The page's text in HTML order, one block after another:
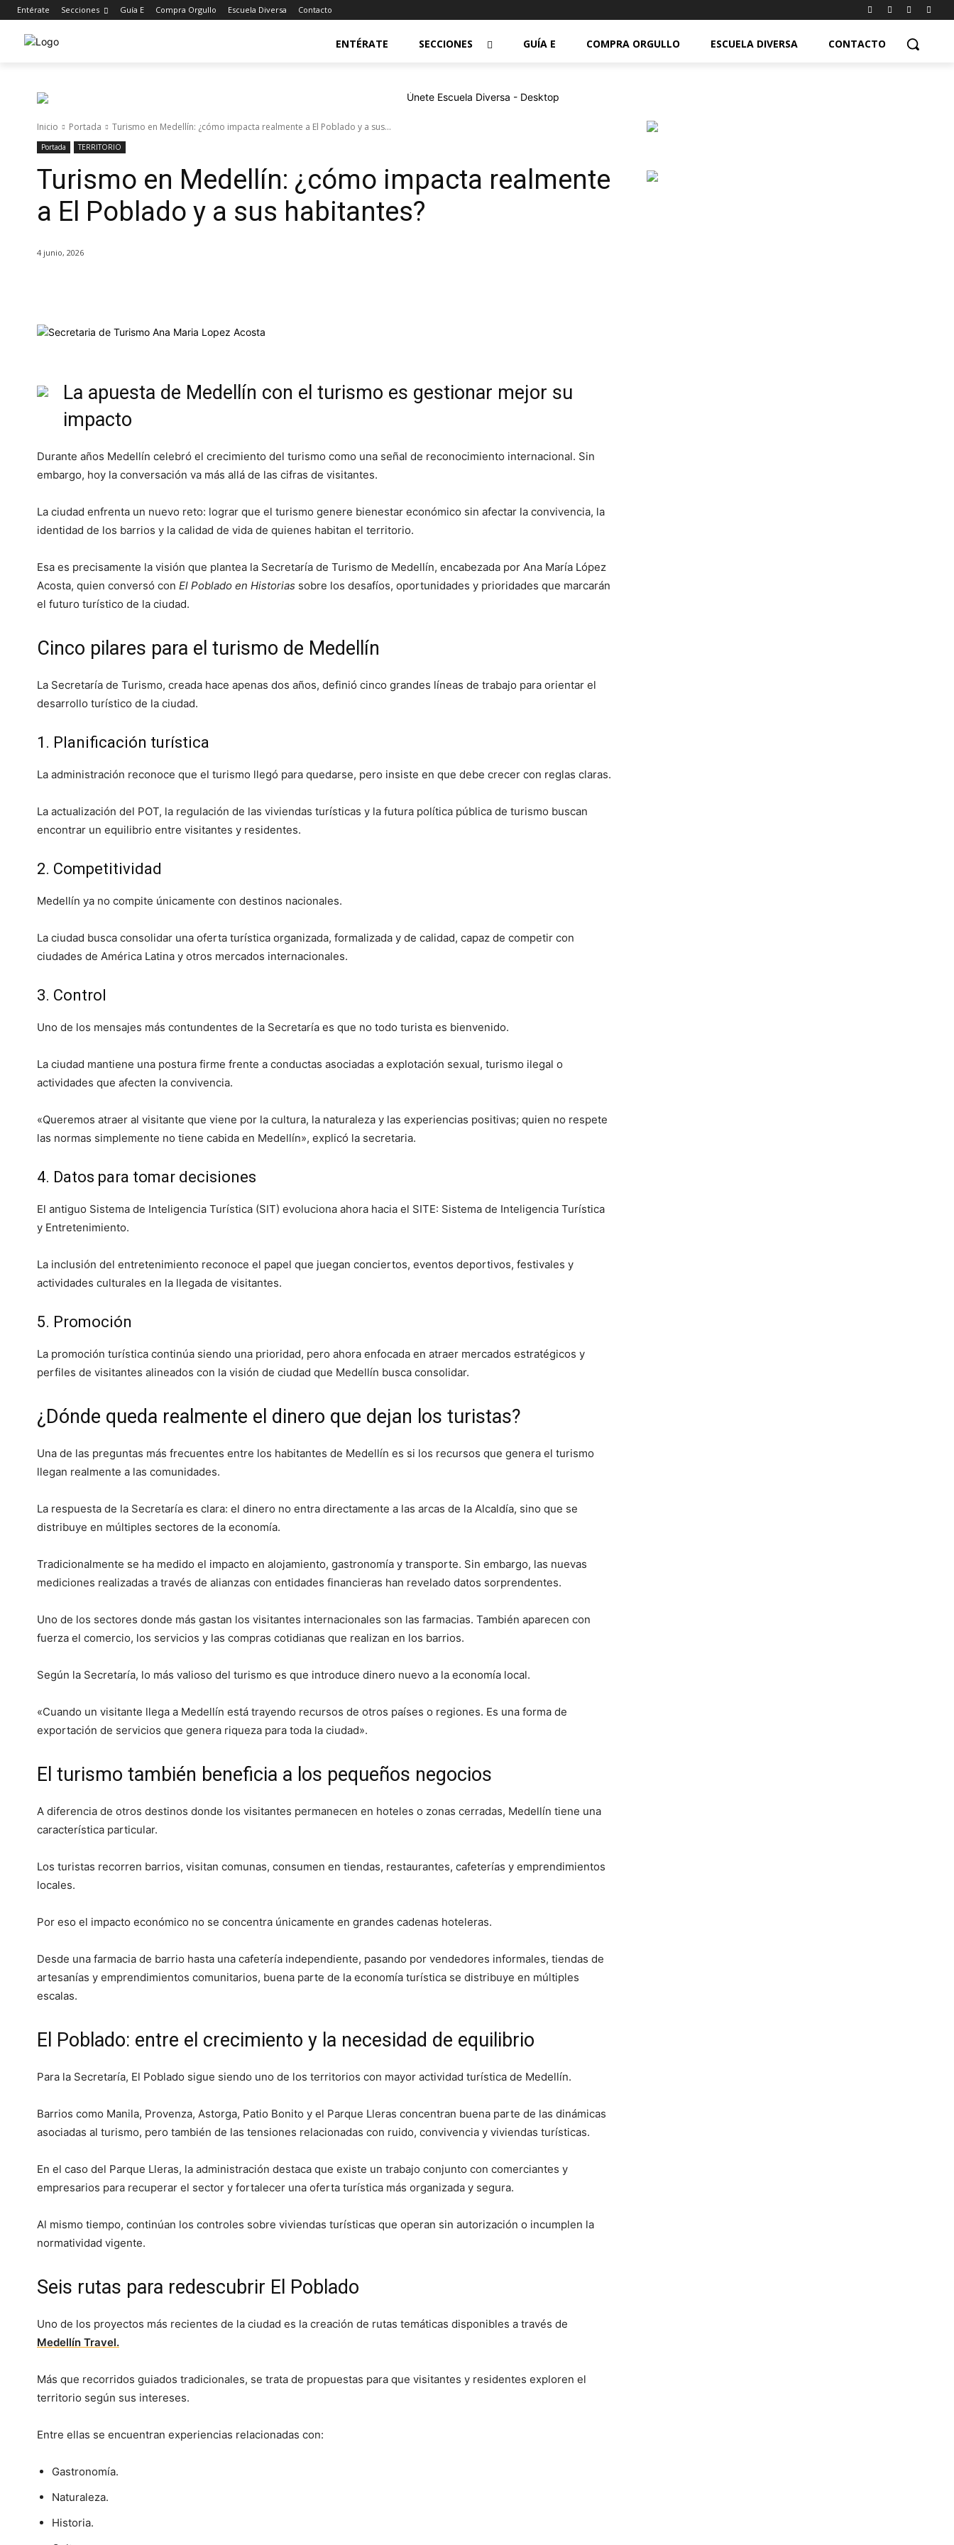
Entérate Secciones Guía E Compra Orgullo Escuela Diversa Contacto
ENTÉRATE SECCIONES GUÍA E COMPRA ORGULLO ESCUELA DIVERSA CONTACTO
Inicio Portada Turismo en Medellín: ¿cómo impacta realmente a El Poblado y a sus...
Portada TERRITORIO
Turismo en Medellín: ¿cómo impacta realmente
a El Poblado y a sus habitantes?
4 junio, 2026
La apuesta de Medellín con el turismo es gestionar mejor su
impacto
Durante años Medellín celebró el crecimiento del turismo como una señal de reconocimiento internacional. Sin
embargo, hoy la conversación va más allá de las cifras de visitantes.
La ciudad enfrenta un nuevo reto: lograr que el turismo genere bienestar económico sin afectar la convivencia, la
identidad de los barrios y la calidad de vida de quienes habitan el territorio.
Esa es precisamente la visión que plantea la Secretaría de Turismo de Medellín, encabezada por Ana María López
Acosta, quien conversó con El Poblado en Historias sobre los desafíos, oportunidades y prioridades que marcarán
el futuro turístico de la ciudad.
Cinco pilares para el turismo de Medellín
La Secretaría de Turismo, creada hace apenas dos años, definió cinco grandes líneas de trabajo para orientar el
desarrollo turístico de la ciudad.
1. Planificación turística
La administración reconoce que el turismo llegó para quedarse, pero insiste en que debe crecer con reglas claras.
La actualización del POT, la regulación de las viviendas turísticas y la futura política pública de turismo buscan
encontrar un equilibrio entre visitantes y residentes.
2. Competitividad
Medellín ya no compite únicamente con destinos nacionales.
La ciudad busca consolidar una oferta turística organizada, formalizada y de calidad, capaz de competir con
ciudades de América Latina y otros mercados internacionales.
3. Control
Uno de los mensajes más contundentes de la Secretaría es que no todo turista es bienvenido.
La ciudad mantiene una postura firme frente a conductas asociadas a explotación sexual, turismo ilegal o
actividades que afecten la convivencia.
«Queremos atraer al visitante que viene por la cultura, la naturaleza y las experiencias positivas; quien no respete
las normas simplemente no tiene cabida en Medellín», explicó la secretaria.
4. Datos para tomar decisiones
El antiguo Sistema de Inteligencia Turística (SIT) evoluciona ahora hacia el SITE: Sistema de Inteligencia Turística
y Entretenimiento.
La inclusión del entretenimiento reconoce el papel que juegan conciertos, eventos deportivos, festivales y
actividades culturales en la llegada de visitantes.
5. Promoción
La promoción turística continúa siendo una prioridad, pero ahora enfocada en atraer mercados estratégicos y
perfiles de visitantes alineados con la visión de ciudad que Medellín busca consolidar.
¿Dónde queda realmente el dinero que dejan los turistas?
Una de las preguntas más frecuentes entre los habitantes de Medellín es si los recursos que genera el turismo
llegan realmente a las comunidades.
La respuesta de la Secretaría es clara: el dinero no entra directamente a las arcas de la Alcaldía, sino que se
distribuye en múltiples sectores de la economía.
Tradicionalmente se ha medido el impacto en alojamiento, gastronomía y transporte. Sin embargo, las nuevas
mediciones realizadas a través de alianzas con entidades financieras han revelado datos sorprendentes.
Uno de los sectores donde más gastan los visitantes internacionales son las farmacias. También aparecen con
fuerza el comercio, los servicios y las compras cotidianas que realizan en los barrios.
Según la Secretaría, lo más valioso del turismo es que introduce dinero nuevo a la economía local.
«Cuando un visitante llega a Medellín está trayendo recursos de otros países o regiones. Es una forma de
exportación de servicios que genera riqueza para toda la ciudad».
El turismo también beneficia a los pequeños negocios
A diferencia de otros destinos donde los visitantes permanecen en hoteles o zonas cerradas, Medellín tiene una
característica particular.
Los turistas recorren barrios, visitan comunas, consumen en tiendas, restaurantes, cafeterías y emprendimientos
locales.
Por eso el impacto económico no se concentra únicamente en grandes cadenas hoteleras.
Desde una farmacia de barrio hasta una cafetería independiente, pasando por vendedores informales, tiendas de
artesanías y emprendimientos comunitarios, buena parte de la economía turística se distribuye en múltiples
escalas.
El Poblado: entre el crecimiento y la necesidad de equilibrio
Para la Secretaría, El Poblado sigue siendo uno de los territorios con mayor actividad turística de Medellín.
Barrios como Manila, Provenza, Astorga, Patio Bonito y el Parque Lleras concentran buena parte de las dinámicas
asociadas al turismo, pero también de las tensiones relacionadas con ruido, convivencia y viviendas turísticas.
En el caso del Parque Lleras, la administración destaca que existe un trabajo conjunto con comerciantes y
empresarios para recuperar el sector y fortalecer una oferta turística más organizada y segura.
Al mismo tiempo, continúan los controles sobre viviendas turísticas que operan sin autorización o incumplen la
normatividad vigente.
Seis rutas para redescubrir El Poblado
Uno de los proyectos más recientes de la ciudad es la creación de rutas temáticas disponibles a través de
Medellín Travel.
Más que recorridos guiados tradicionales, se trata de propuestas para que visitantes y residentes exploren el
territorio según sus intereses.
Entre ellas se encuentran experiencias relacionadas con:
Gastronomía.
Naturaleza.
Historia.